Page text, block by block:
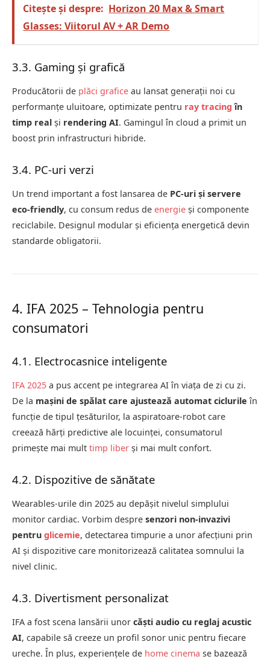
Citește și despre: Horizon 20 Max & Smart
Glasses: Viitorul AV + AR Demo
3.3. Gaming și grafică
Producătorii de plăci grafice au lansat generații noi cu
performanțe uluitoare, optimizate pentru ray tracing în
timp real și rendering AI. Gamingul în cloud a primit un
boost prin infrastructuri hibride.
3.4. PC-uri verzi
Un trend important a fost lansarea de PC-uri și servere
eco-friendly, cu consum redus de energie și componente
reciclabile. Designul modular și eficiența energetică devin
standarde obligatorii.
4. IFA 2025 – Tehnologia pentru
consumatori
4.1. Electrocasnice inteligente
IFA 2025 a pus accent pe integrarea AI în viața de zi cu zi.
De la mașini de spălat care ajustează automat ciclurile în
funcție de tipul țesăturilor, la aspiratoare-robot care
creează hărți predictive ale locuinței, consumatorul
primește mai mult timp liber și mai mult confort.
4.2. Dispozitive de sănătate
Wearables-urile din 2025 au depășit nivelul simplului
monitor cardiac. Vorbim despre senzori non-invazivi
pentru glicemie, detectarea timpurie a unor afecțiuni prin
AI și dispozitive care monitorizează calitatea somnului la
nivel clinic.
4.3. Divertisment personalizat
IFA a fost scena lansării unor căști audio cu reglaj acustic
AI, capabile să creeze un profil sonor unic pentru fiecare
ureche. În plus, experiențele de home cinema se bazează